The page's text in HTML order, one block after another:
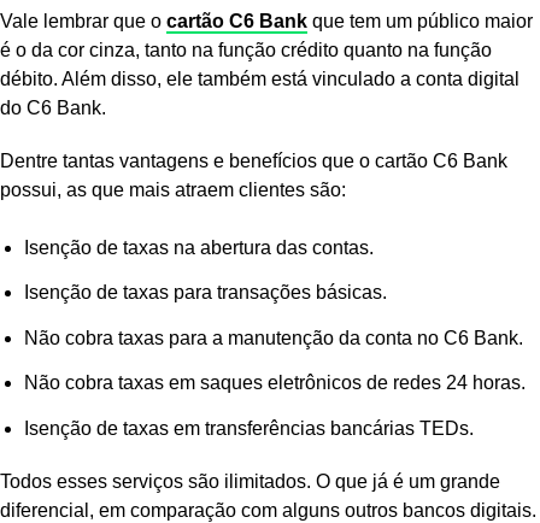
Vale lembrar que o cartão C6 Bank que tem um público maior
é o da cor cinza, tanto na função crédito quanto na função
débito. Além disso, ele também está vinculado a conta digital
do C6 Bank.
Dentre tantas vantagens e benefícios que o cartão C6 Bank
possui, as que mais atraem clientes são:
Isenção de taxas na abertura das contas.
Isenção de taxas para transações básicas.
Não cobra taxas para a manutenção da conta no C6 Bank.
Não cobra taxas em saques eletrônicos de redes 24 horas.
Isenção de taxas em transferências bancárias TEDs.
Todos esses serviços são ilimitados. O que já é um grande
diferencial, em comparação com alguns outros bancos digitais.